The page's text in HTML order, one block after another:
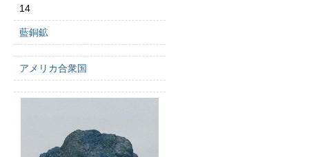
14
藍銅鉱
アメリカ合衆国